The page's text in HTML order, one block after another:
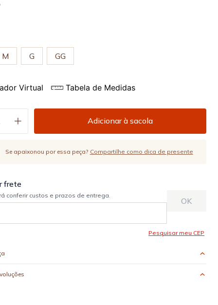
M G GG
Virtual Tabela de Medidas
Adicionar à sacola
Se apaixonou por essa peça? Compartilhe como dica de presente